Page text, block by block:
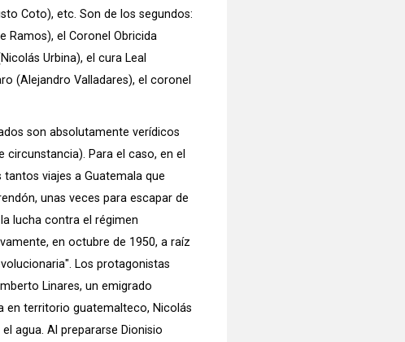
Coto), etc. Son de los segundos:
Ramos), el Coronel Obricida
Urbina), el cura Leal
(Alejandro Valladares), el coronel
son absolutamente verídicos
Para el caso, en el
viajes a Guatemala que
unas veces para escapar de
lucha contra el régimen
en octubre de 1950, a raíz
Los protagonistas
Linares, un emigrado
en territorio guatemalteco, Nicolás
agua. Al prepararse Dionisio